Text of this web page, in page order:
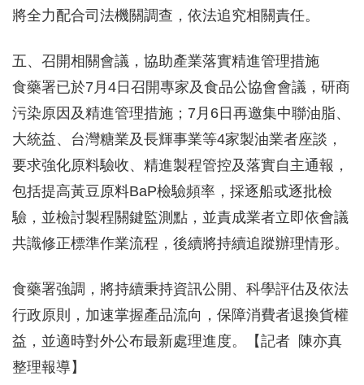
將全力配合司法機關調查，依法追究相關責任。
五、召開相關會議，協助產業落實精進管理措施
食藥署已於7月4日召開專家及食品公協會會議，研商
污染原因及精進管理措施；7月6日再邀集中聯油脂、
大統益、台灣糖業及長輝事業等4家製油業者座談，
要求強化原料驗收、精進製程管控及落實自主通報，
包括提高黃豆原料BaP檢驗頻率，採逐船或逐批檢
驗，並檢討製程關鍵監測點，並責成業者立即依會議
共識修正標準作業流程，後續將持續追蹤辦理情形。
食藥署強調，將持續秉持資訊公開、科學評估及依法
行政原則，加速掌握產品流向，保障消費者退換貨權
益，並適時對外公布最新處理進度。【記者 陳亦真
整理報導】